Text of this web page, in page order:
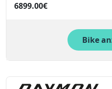
6899.00€
Bike